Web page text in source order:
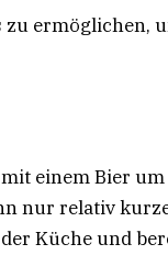
ermöglichen,
einem Bier
nur relativ
Küche und